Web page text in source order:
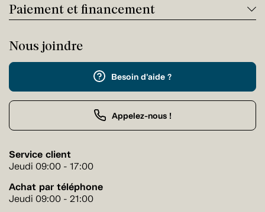
Paiement et financement
Nous joindre
Besoin d'aide ?
Appelez-nous !
Service client
Jeudi 09:00 - 17:00
Achat par téléphone
Jeudi 09:00 - 21:00